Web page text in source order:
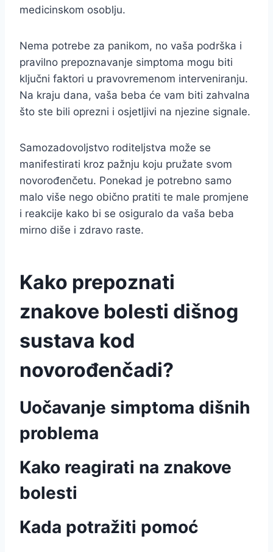
medicinskom osoblju.
Nema potrebe za panikom, no vaša podrška i
pravilno prepoznavanje simptoma mogu biti
ključni faktori u pravovremenom interveniranju.
Na kraju dana, vaša beba će vam biti zahvalna
što ste bili oprezni i osjetljivi na njezine signale.
Samozadovoljstvo roditeljstva može se
manifestirati kroz pažnju koju pružate svom
novorođenčetu. Ponekad je potrebno samo
malo više nego obično pratiti te male promjene
i reakcije kako bi se osiguralo da vaša beba
mirno diše i zdravo raste.
Kako prepoznati
znakove bolesti dišnog
sustava kod
novorođenčadi?
Uočavanje simptoma dišnih
problema
Kako reagirati na znakove
bolesti
Kada potražiti pomoć